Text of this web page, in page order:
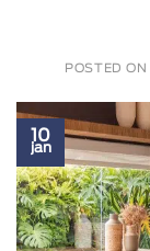
POSTED ON
10
jan